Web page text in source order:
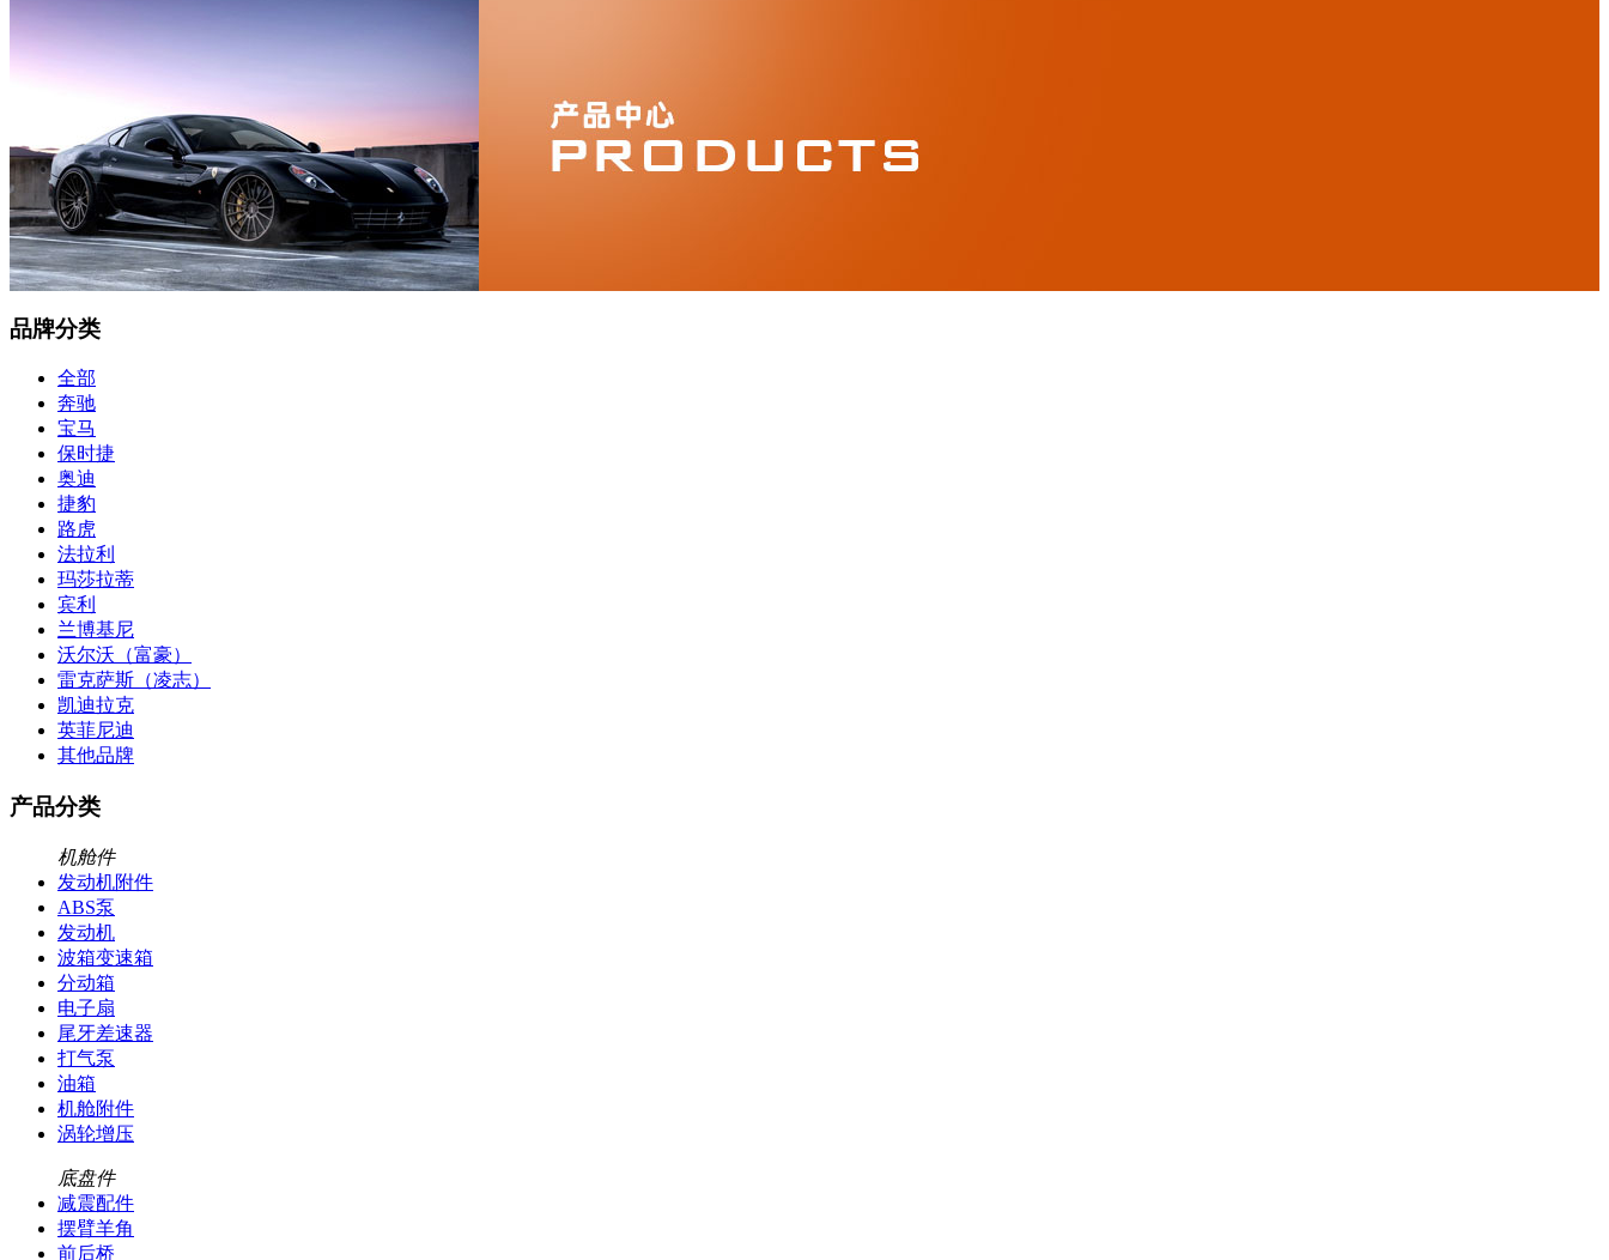
品牌分类
全部
奔驰
宝马
保时捷
奥迪
捷豹
路虎
法拉利
玛莎拉蒂
宾利
兰博基尼
沃尔沃（富豪）
雷克萨斯（凌志）
凯迪拉克
英菲尼迪
其他品牌
产品分类
机舱件
发动机附件
ABS泵
发动机
波箱变速箱
分动箱
电子扇
尾牙差速器
打气泵
油箱
机舱附件
涡轮增压
底盘件
减震配件
摆臂羊角
前后桥